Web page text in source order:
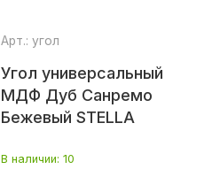
Угол универсальный
МДФ Дуб Санремо
Бежевый STELLA
Арт.: угол
В наличии: 10